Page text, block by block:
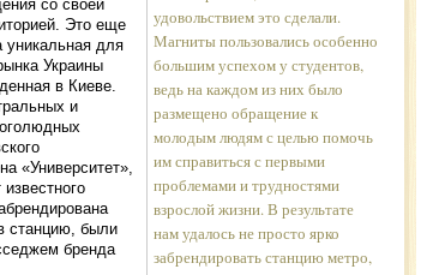
удовольствием это сделали.
Магниты пользовались особенно
большим успехом у студентов,
ведь на каждом из них было
размещено обращение к
молодым людям с целью помочь
им справиться с первыми
проблемами и трудностями
взрослой жизни. В результате
нам удалось не просто ярко
забрендировать станцию метро,
со своей
Это еще
уникальная для
Украины
в Киеве.
и
«Университет»,
станцию, были
бренда